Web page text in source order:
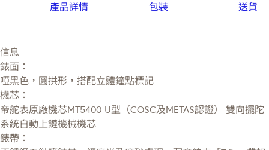
產品詳情 包裝 送貨
信息
錶面：
啞黑色，圓拱形，搭配立體鐘點標記
機芯：
帝舵表原廠機芯MT5400-U型（COSC及METAS認證） 雙向擺陀
系統自動上鏈機械機芯
錶帶：